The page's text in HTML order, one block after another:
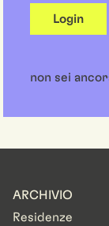
Login
non sei
ARCHIVIO
Residenze